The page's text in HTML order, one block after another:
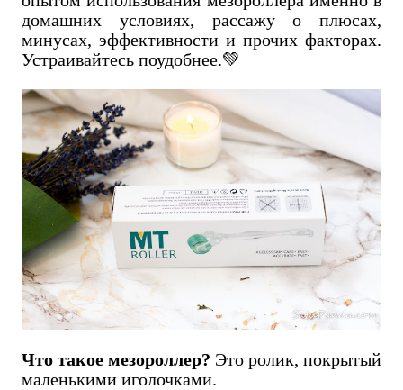
домашних условиях, рассажу о плюсах,
минусах, эффективности и прочих факторах.
Устраивайтесь поудобнее.💚
Что такое мезороллер? Это ролик, покрытый
маленькими иголочками.